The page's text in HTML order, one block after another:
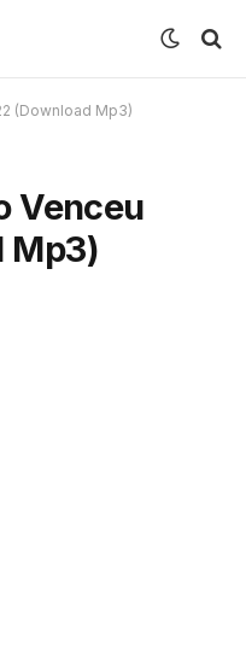
(Download Mp3)
Venceu
Mp3)